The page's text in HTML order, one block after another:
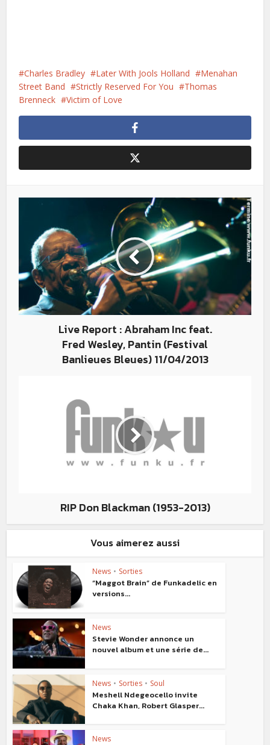
Charles Bradley Later With Jools Holland
Menahan
Street Band
Strictly Reserved For You
Thomas
Brenneck
Victim of Love
Live Report : Abraham Inc feat.
Fred Wesley, Pantin (Festival
Banlieues Bleues) 11/04/2013
RIP Don Blackman (1953-2013)
Vous aimerez aussi
News • Sorties
“Maggot Brain” de Funkadelic en
versions...
News
Stevie Wonder annonce un
nouvel album et une série de...
News • Sorties • Soul
Meshell Ndegeocello invite
Chaka Khan, Robert Glasper...
News